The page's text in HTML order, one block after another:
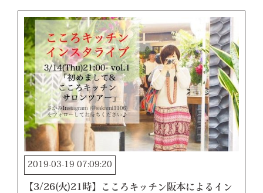
2019-03-19 07:09:20
【3/26(火)21時】こころキッチン阪本によるイン